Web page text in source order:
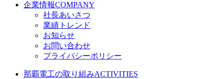
企業情報COMPANY
社長あいさつ
業績トレンド
お知らせ
お問い合わせ
プライバシーポリシー
那覇電工の取り組みACTIVITIES